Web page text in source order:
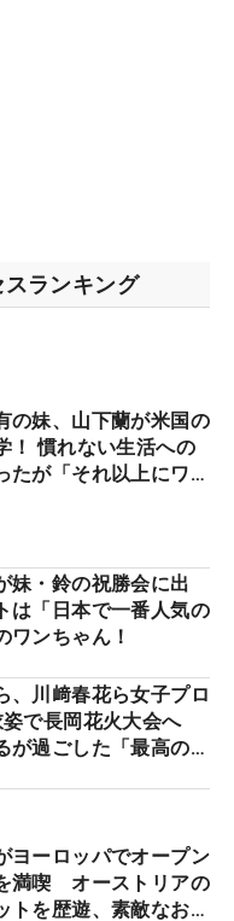
ランキング
の妹、山下蘭が米国の
！ 慣れない生活への
たが「それ以上にワク
妹・鈴の祝勝会に出
「日本で一番人気の
ワンちゃん！
、川﨑春花ら女子プロ
姿で長岡花火大会へ
が過ごした「最高の夏
ヨーロッパでオープン
満喫 オーストリアの
トを歴遊、素敵なお土